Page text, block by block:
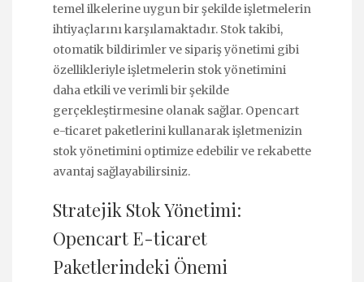
temel ilkelerine uygun bir şekilde işletmelerin
ihtiyaçlarını karşılamaktadır. Stok takibi,
otomatik bildirimler ve sipariş yönetimi gibi
özellikleriyle işletmelerin stok yönetimini
daha etkili ve verimli bir şekilde
gerçekleştirmesine olanak sağlar. Opencart
e-ticaret paketlerini kullanarak işletmenizin
stok yönetimini optimize edebilir ve rekabette
avantaj sağlayabilirsiniz.
Stratejik Stok Yönetimi:
Opencart E-ticaret
Paketlerindeki Önemi